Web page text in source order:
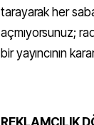
tarayarak her
açmıyorsunuz;
bir yayıncının
REKLAMCILIK